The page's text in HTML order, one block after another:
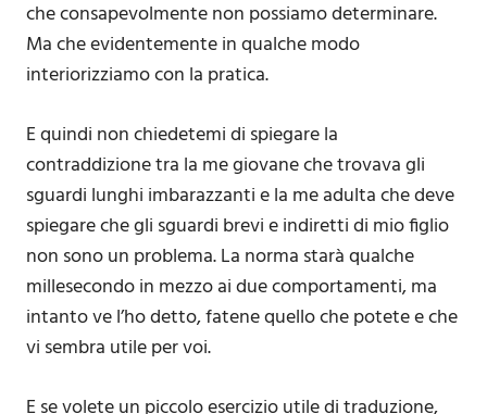
che consapevolmente non possiamo determinare.
Ma che evidentemente in qualche modo
interiorizziamo con la pratica.
E quindi non chiedetemi di spiegare la
contraddizione tra la me giovane che trovava gli
sguardi lunghi imbarazzanti e la me adulta che deve
spiegare che gli sguardi brevi e indiretti di mio figlio
non sono un problema. La norma starà qualche
millesecondo in mezzo ai due comportamenti, ma
intanto ve l’ho detto, fatene quello che potete e che
vi sembra utile per voi.